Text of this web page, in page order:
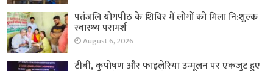
पतंजलि योगपीठ के शिविर में लोगों को मिला नि:शुल्क
स्वास्थ्य परामर्श
August 6, 2026
टीबी, कुपोषण और फाइलेरिया उन्मूलन पर एकजुट हुए